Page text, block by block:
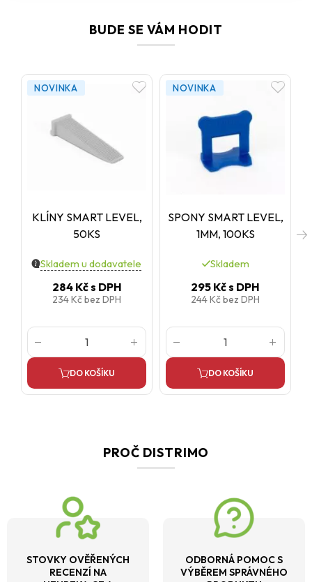
BUDE SE VÁM HODIT
NOVINKA
KLÍNY SMART LEVEL,
50KS
Skladem u dodavatele
284 Kčs DPH
234 Kčbez DPH
DO KOŠÍKU
NOVINKA
SPONY SMART LEVEL,
1MM, 100KS
Skladem
295 Kčs DPH
244 Kčbez DPH
DO KOŠÍKU
PROČ DISTRIMO
STOVKY OVĚŘENÝCH
RECENZÍ NA
ODBORNÁ POMOC S
VÝBĚREM SPRÁVNÉHO